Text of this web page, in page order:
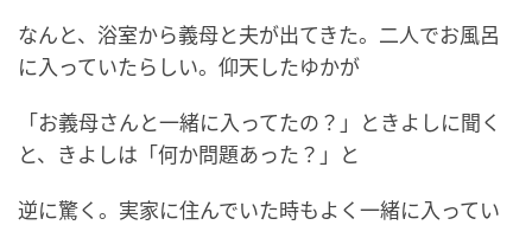
なんと、浴室から義母と夫が出てきた。二人でお風呂
に入っていたらしい。仰天したゆかが
「お義母さんと一緒に入ってたの？」ときよしに聞く
と、きよしは「何か問題あった？」と
逆に驚く。実家に住んでいた時もよく一緒に入ってい